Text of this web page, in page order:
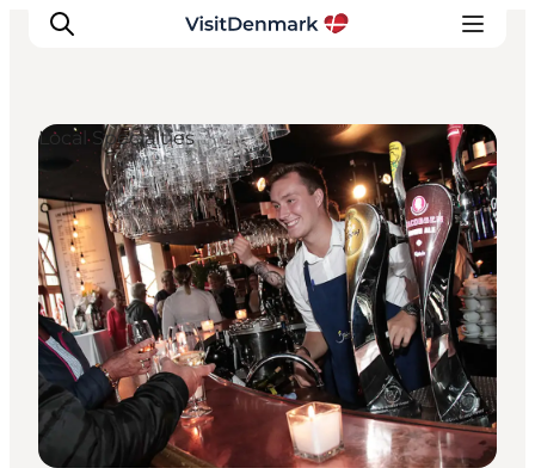
Inspirations
Destinations
Quoi faire
Hébergements
Planifiez votre voyage
Local Specialties